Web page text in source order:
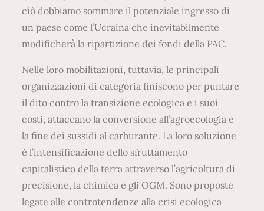
ciò dobbiamo sommare il potenziale ingresso di
un paese come l’Ucraina che inevitabilmente
modificherà la ripartizione dei fondi della PAC.
Nelle loro mobilitazioni, tuttavia, le principali
organizzazioni di categoria finiscono per puntare
il dito contro la transizione ecologica e i suoi
costi, attaccano la conversione all’agroecologia e
la fine dei sussidi al carburante. La loro soluzione
è l’intensificazione dello sfruttamento
capitalistico della terra attraverso l’agricoltura di
precisione, la chimica e gli OGM. Sono proposte
legate alle controtendenze alla crisi ecologica